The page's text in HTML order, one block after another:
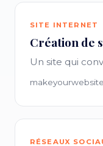
SITE INTERNET
Création de
Un site qui
RÉSEAUX